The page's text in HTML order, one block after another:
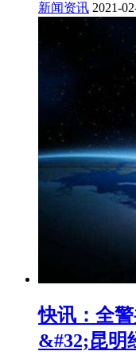
新闻资讯 2021-
快讯：全
&#32;昆明